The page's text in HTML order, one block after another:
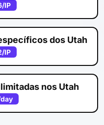
/IP
dos Utah
/IP
nos Utah